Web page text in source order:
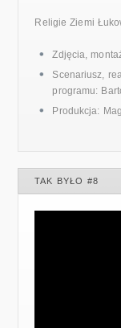
Religie Ziemi
Zdjęcia,
Scenariusz,
programu:
Produkcja:
TAK BYŁO #8